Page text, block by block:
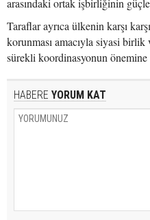
arasındaki ortak işbirliğinin
Taraflar ayrıca ülkenin karşı
korunması amacıyla siyasi birlik
sürekli koordinasyonun
HABERE YORUM KAT